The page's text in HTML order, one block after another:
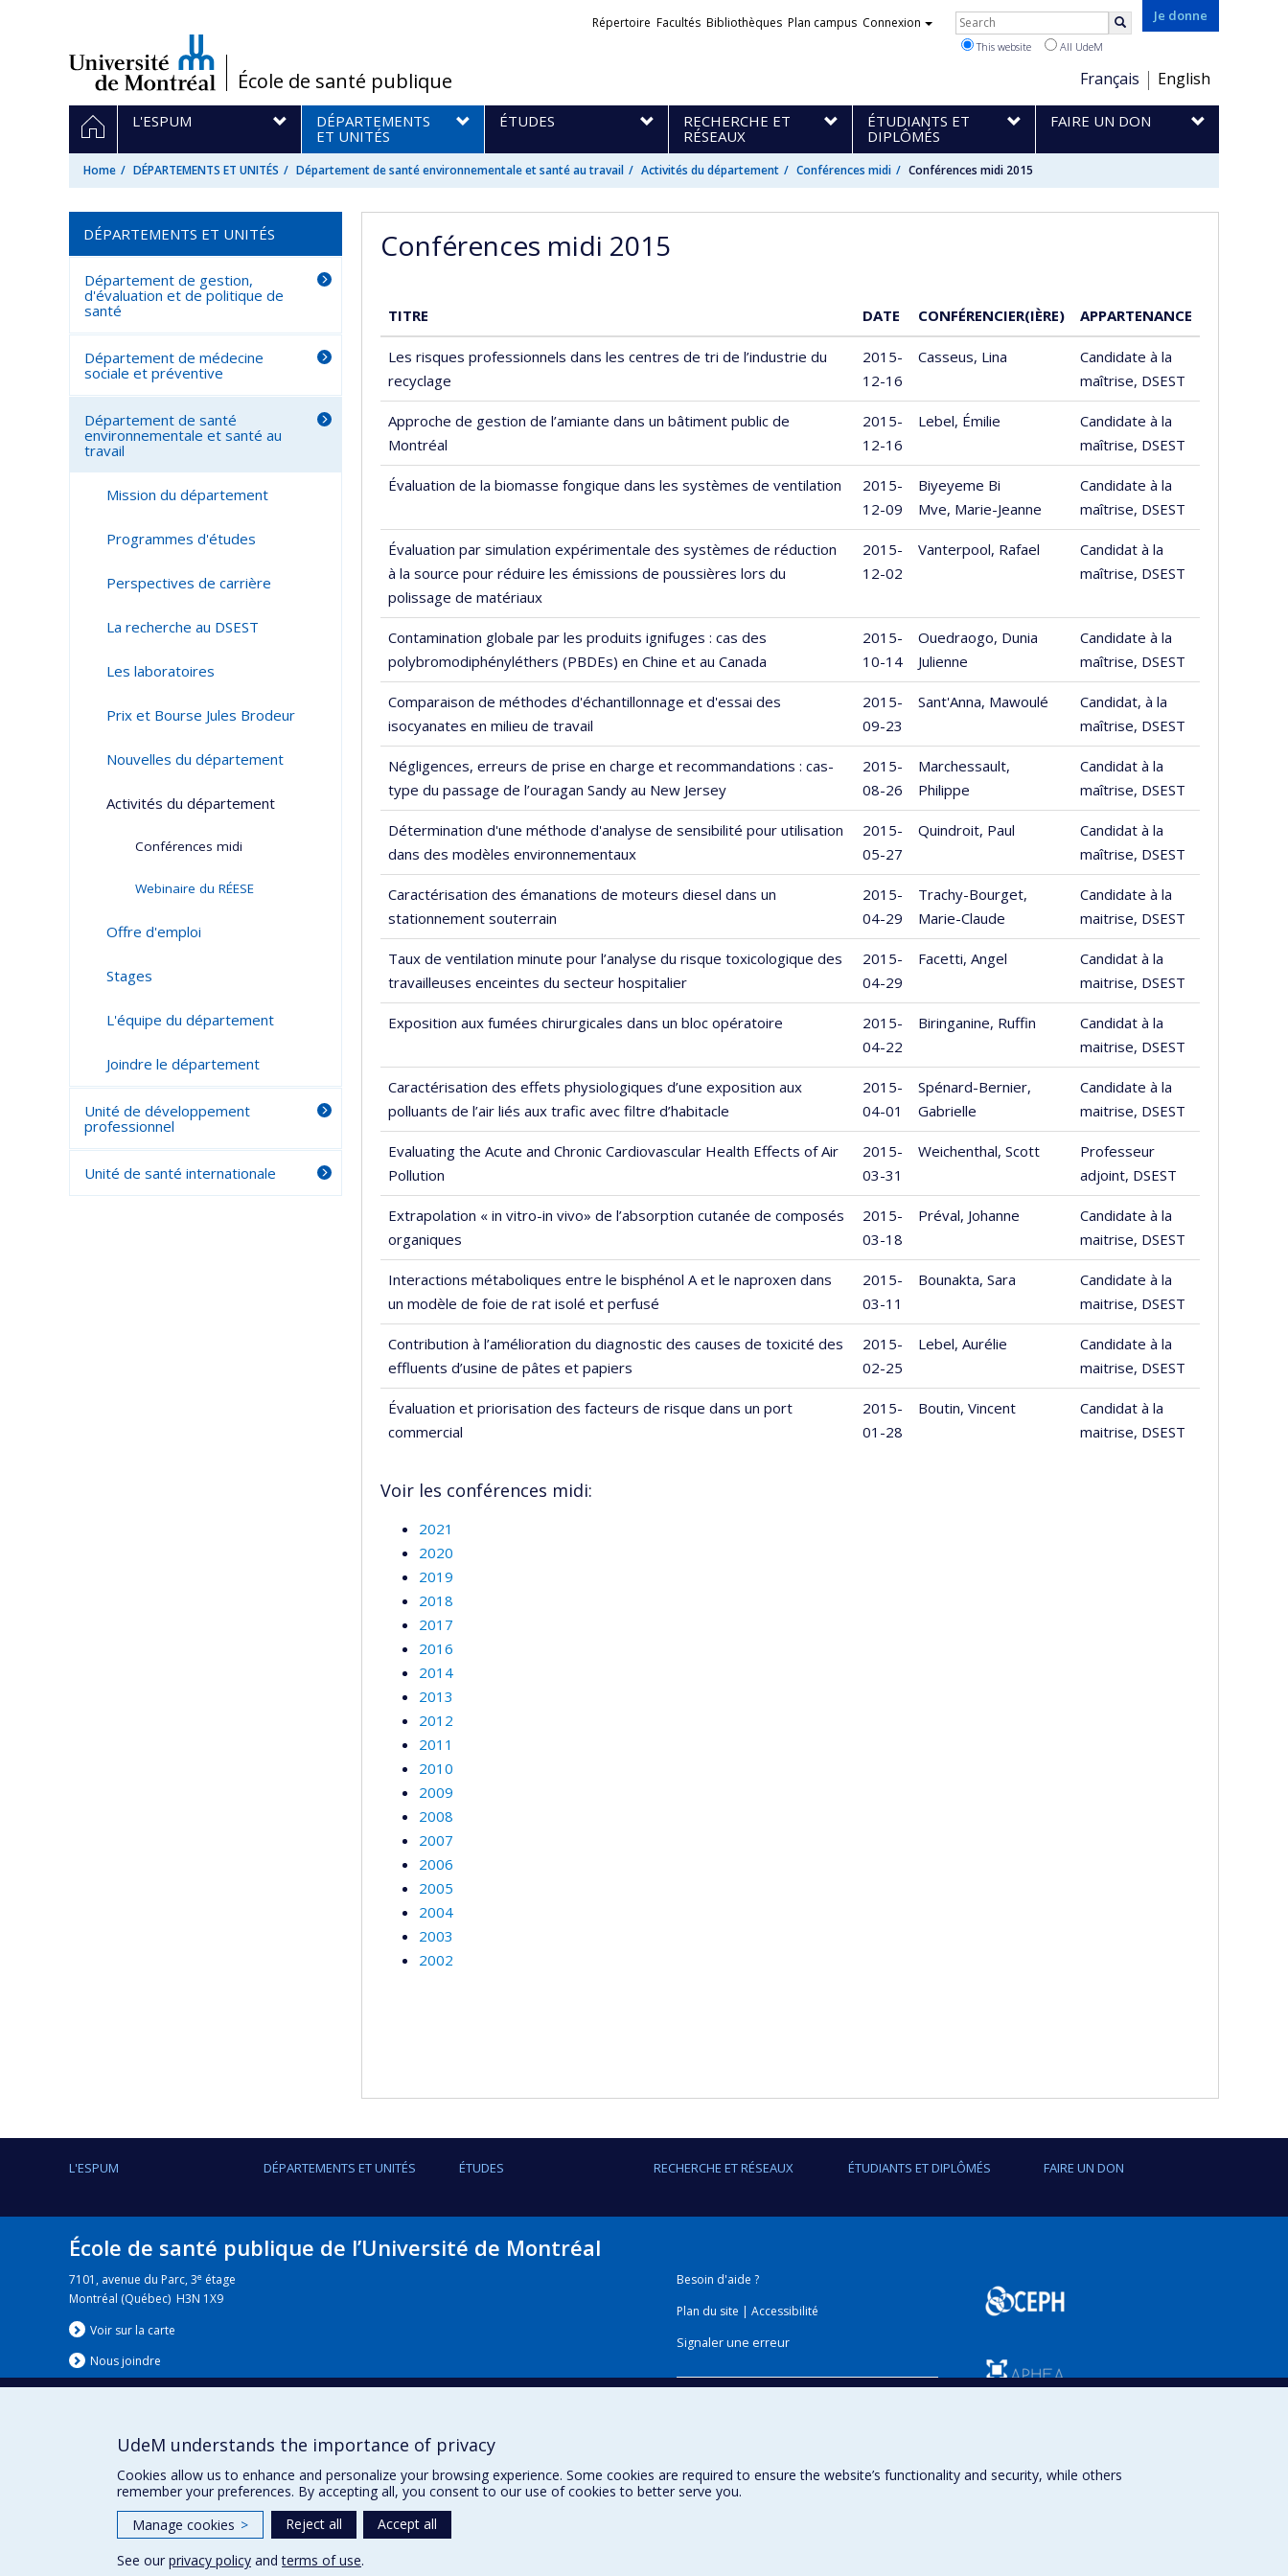
/École de santé publique
Je donne
Choix
de
la
langue
Français English
Liens
Répertoire Facultés Bibliothèques Plan campus Connexion Rechercher
This website All UdeM
Navigation
principale
HOMEL'ESPUM
DÉPARTEMENTS
ET UNITÉS
ÉTUDES
RECHERCHE ET
RÉSEAUX
ÉTUDIANTS ET
DIPLÔMÉS
FAIRE UN DON
Home DÉPARTEMENTS ET UNITÉS Département de santé environnementale et santé au travail Activités du département Conférences midi Conférences midi 2015
Conférences midi 2015
TITRE DATE CONFÉRENCIER(IÈRE) APPARTENANCE
Les risques professionnels dans les centres de tri de l’industrie du
recyclage
2015-
12-16
Casseus, Lina
Candidate à la
maîtrise, DSEST
Approche de gestion de l’amiante dans un bâtiment public de
Montréal
2015-
12-16
Lebel, Émilie
Candidate à la
maîtrise, DSEST
Évaluation de la biomasse fongique dans les systèmes de ventilation
2015-
12-09
Biyeyeme Bi
Mve, Marie-Jeanne
Candidate à la
maîtrise, DSEST
Évaluation par simulation expérimentale des systèmes de réduction
à la source pour réduire les émissions de poussières lors du
polissage de matériaux
2015-
12-02
Vanterpool, Rafael
Candidat à la
maîtrise, DSEST
Contamination globale par les produits ignifuges : cas des
polybromodiphényléthers (PBDEs) en Chine et au Canada
2015-
10-14
Ouedraogo, Dunia
Julienne
Candidate à la
maîtrise, DSEST
Comparaison de méthodes d'échantillonnage et d'essai des
isocyanates en milieu de travail
2015-
09-23
Sant'Anna, Mawoulé
Candidat, à la
maîtrise, DSEST
Négligences, erreurs de prise en charge et recommandations : cas-
type du passage de l’ouragan Sandy au New Jersey
2015-
08-26
Marchessault,
Philippe
Candidat à la
maîtrise, DSEST
Détermination d'une méthode d'analyse de sensibilité pour utilisation
dans des modèles environnementaux
2015-
05-27
Quindroit, Paul
Candidat à la
maîtrise, DSEST
Caractérisation des émanations de moteurs diesel dans un
stationnement souterrain
2015-
04-29
Trachy-Bourget,
Marie-Claude
Candidate à la
maitrise, DSEST
Taux de ventilation minute pour l’analyse du risque toxicologique des
travailleuses enceintes du secteur hospitalier
2015-
04-29
Facetti, Angel
Candidat à la
maitrise, DSEST
Exposition aux fumées chirurgicales dans un bloc opératoire
2015-
04-22
Biringanine, Ruffin
Candidat à la
maitrise, DSEST
Caractérisation des effets physiologiques d’une exposition aux
polluants de l’air liés aux trafic avec filtre d’habitacle
2015-
04-01
Spénard-Bernier,
Gabrielle
Candidate à la
maitrise, DSEST
Evaluating the Acute and Chronic Cardiovascular Health Effects of Air
Pollution
2015-
03-31
Weichenthal, Scott
Professeur
adjoint, DSEST
Extrapolation « in vitro-in vivo» de l’absorption cutanée de composés
organiques
2015-
03-18
Préval, Johanne
Candidate à la
maitrise, DSEST
Interactions métaboliques entre le bisphénol A et le naproxen dans
un modèle de foie de rat isolé et perfusé
2015-
03-11
Bounakta, Sara
Candidate à la
maitrise, DSEST
Contribution à l’amélioration du diagnostic des causes de toxicité des
effluents d’usine de pâtes et papiers
2015-
02-25
Lebel, Aurélie
Candidate à la
maitrise, DSEST
Évaluation et priorisation des facteurs de risque dans un port
commercial
2015-
01-28
Boutin, Vincent
Candidat à la
maitrise, DSEST
Voir les conférences midi:
2021
2020
2019
2018
2017
2016
2014
2013
2012
2011
2010
2009
2008
2007
2006
2005
2004
2003
2002
DÉPARTEMENTS ET UNITÉS
Département de gestion,
d'évaluation et de politique de
santé
Département de médecine
sociale et préventive
Département de santé
environnementale et santé au
travail
Mission du département
Programmes d'études
Perspectives de carrière
La recherche au DSEST
Les laboratoires
Prix et Bourse Jules Brodeur
Nouvelles du département
Activités du département
Conférences midi
Webinaire du RÉESE
Offre d'emploi
Stages
L'équipe du département
Joindre le département
Unité de développement
professionnel
Unité de santé internationale
L'ESPUM DÉPARTEMENTS ET UNITÉS ÉTUDES RECHERCHE ET RÉSEAUX ÉTUDIANTS ET DIPLÔMÉS FAIRE UN DON
École de santé publique de l’Université de Montréal
7101, avenue du Parc, 3e étage
Montréal (Québec) H3N 1X9
Voir sur la carte
Nous joindre
Nouvelles|Événement
Besoin d'aide ?
Plan du site |Accessibilité
Signaler une erreur
Terms of use Cookie Settings
UdeM understands the importance of privacy
Cookies allow us to enhance and personalize your browsing experience. Some cookies are required to ensure the website’s functionality and security, while others
remember your preferences. By accepting all, you consent to our use of cookies to better serve you.
Manage cookies > Reject all
Accept all
See our privacy policy andterms of use.